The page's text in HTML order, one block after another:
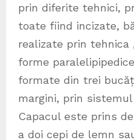
prin diferite tehnici,
toate fiind incizate,
realizate prin tehnica
forme
formate din trei
margini, prin sistemul
Capacul este prins
a doi cepi de lemn